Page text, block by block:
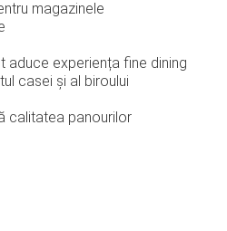
magazinele
aduce experiența fine dining
casei și al biroului
calitatea panourilor